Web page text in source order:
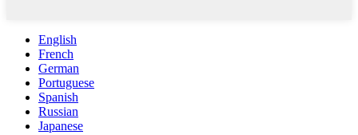
English
French
German
Portuguese
Spanish
Russian
Japanese